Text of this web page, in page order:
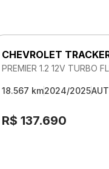
CHEVROLET
18.567 km2024/2025
R$ 137.690